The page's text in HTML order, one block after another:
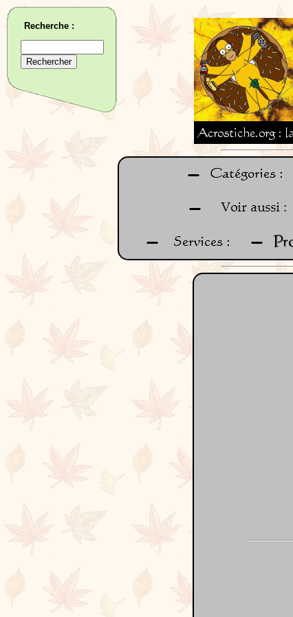
Recherche :